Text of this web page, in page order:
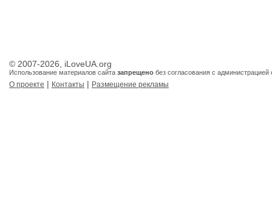
© 2007-2026, iLoveUA.org
Использование материалов сайта запрещено без согласования с администрацией
О проекте | Контакты | Размещение рекламы